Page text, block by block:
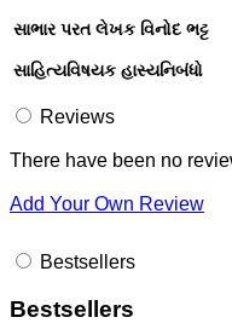
સાભાર પરત લેખક વિનોદ ભટ્ટ
સાહિત્યવિષયક હાસ્યનિબંધો
Reviews
There have been no
Add Your Own Review
Bestsellers
Bestsellers